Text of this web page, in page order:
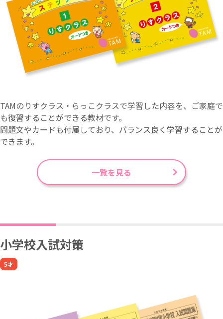
TAMのりすクラス・らっこクラスで学習した内容を、ご家庭で
も復習することができる教材です。
問題文やカードも付属しており、バランス良く学習することが
できます。
一覧を見る
小学校入試対策
5才